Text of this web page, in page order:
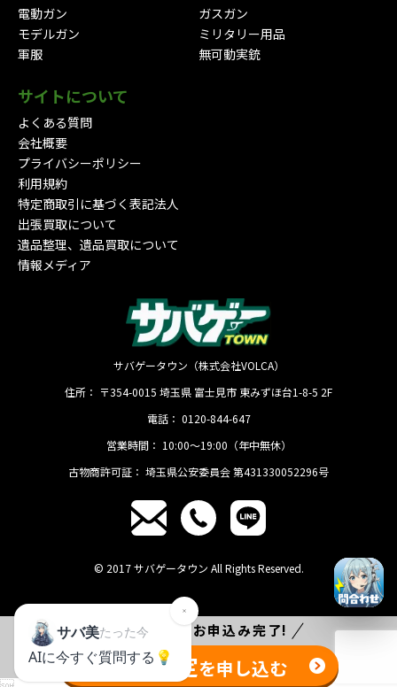
電動ガン
ガスガン
モデルガン
ミリタリー用品
軍服
無可動実銃
サイトについて
よくある質問
会社概要
プライバシーポリシー
利用規約
特定商取引に基づく表記法人
出張買取について
遺品整理、遺品買取について
情報メディア
サバゲータウン（株式会社VOLCA）
住所： 〒354-0015 埼玉県 富士見市 東みずほ台1-8-5 2F
電話： 0120-844-647
営業時間： 10:00〜19:00（年中無休）
古物商許可証： 埼玉県公安委員会 第431330052296号
© 2017 サバゲータウン All Rights Reserved.
たった でお申込み完了!
無料査定を申し込む